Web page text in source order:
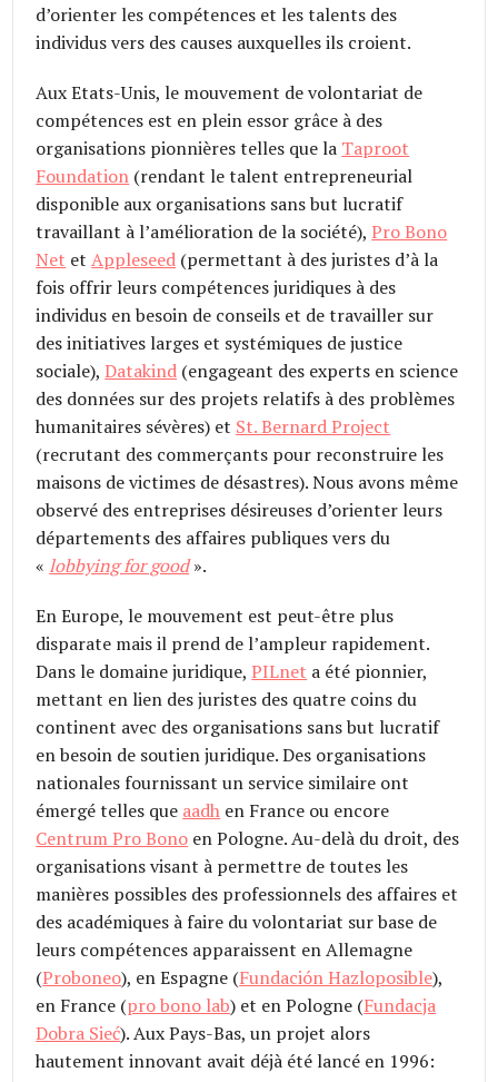
d’orienter les compétences et les talents des
individus vers des causes auxquelles ils croient.
Aux Etats-Unis, le mouvement de volontariat de
compétences est en plein essor grâce à des
organisations pionnières telles que la Taproot
Foundation (rendant le talent entrepreneurial
disponible aux organisations sans but lucratif
travaillant à l’amélioration de la société),Pro Bono
Net etAppleseed (permettant à des juristes d’à la
fois offrir leurs compétences juridiques à des
individus en besoin de conseils et de travailler sur
des initiatives larges et systémiques de justice
sociale),Datakind (engageant des experts en science
des données sur des projets relatifs à des problèmes
humanitaires sévères) et St. Bernard Project
(recrutant des commerçants pour reconstruire les
maisons de victimes de désastres). Nous avons même
observé des entreprises désireuses d’orienter leurs
départements des affaires publiques vers du
« lobbying for good».
En Europe, le mouvement est peut-être plus
disparate mais il prend de l’ampleur rapidement.
Dans le domaine juridique,PILnet a été pionnier,
mettant en lien des juristes des quatre coins du
continent avec des organisations sans but lucratif
en besoin de soutien juridique. Des organisations
nationales fournissant un service similaire ont
émergé telles que aadh en France ou encore
Centrum Pro Bono en Pologne. Au-delà du droit, des
organisations visant à permettre de toutes les
manières possibles des professionnels des affaires et
des académiques à faire du volontariat sur base de
leurs compétences apparaissent en Allemagne
(Proboneo), en Espagne (Fundación Hazloposible),
en France (pro bono lab) et en Pologne (Fundacja
Dobra Sieć). Aux Pays-Bas, un projet alors
hautement innovant avait déjà été lancé en 1996: